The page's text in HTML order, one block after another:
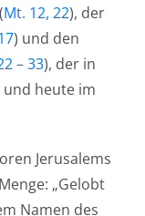
Mt. 12, 22), der
) und den
– 33), der in
und heute im
Jerusalems
„Gelobt
Namen des